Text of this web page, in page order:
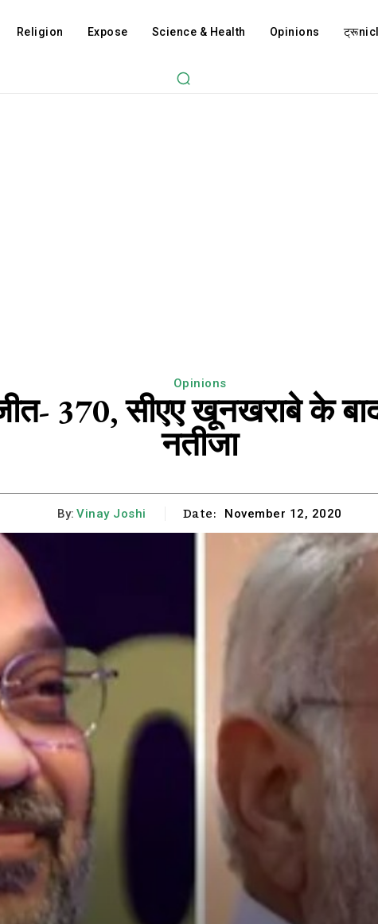
Religion Expose Science & Health Opinions
Opinions
370, सीएए खूनखराबे के
नतीजा
By: Vinay Joshi Date: November 12, 2020